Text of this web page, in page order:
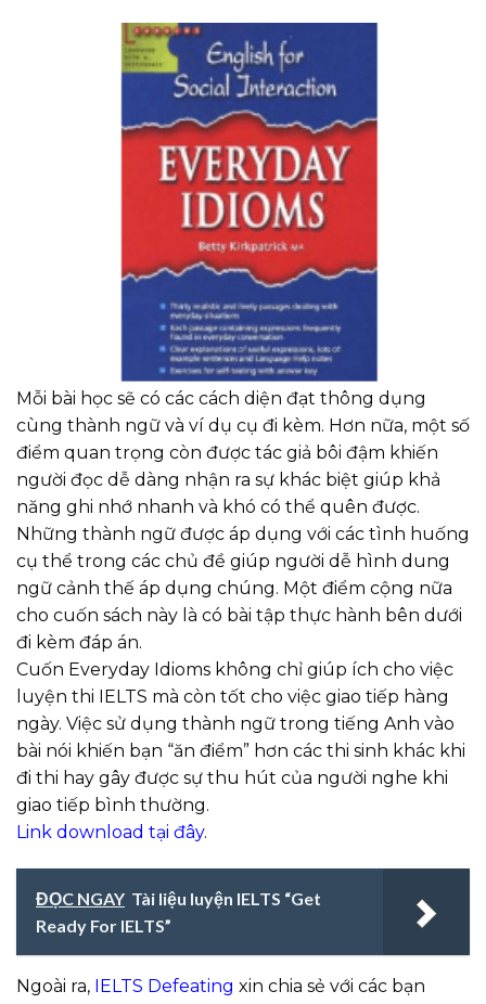
Mỗi bài học sẽ có các cách diện đạt thông dụng
cùng thành ngữ và ví dụ cụ đi kèm. Hơn nữa, một số
điểm quan trọng còn được tác giả bôi đậm khiến
người đọc dễ dàng nhận ra sự khác biệt giúp khả
năng ghi nhớ nhanh và khó có thể quên được.
Những thành ngữ được áp dụng với các tình huống
cụ thể trong các chủ đề giúp người dễ hình dung
ngữ cảnh thế áp dụng chúng. Một điểm cộng nữa
cho cuốn sách này là có bài tập thực hành bên dưới
đi kèm đáp án.
Cuốn Everyday Idioms không chỉ giúp ích cho việc
luyện thi IELTS mà còn tốt cho việc giao tiếp hàng
ngày. Việc sử dụng thành ngữ trong tiếng Anh vào
bài nói khiến bạn “ăn điểm” hơn các thi sinh khác khi
đi thi hay gây được sự thu hút của người nghe khi
giao tiếp bình thường.
Link download tại đây.
ĐỌC NGAY Tài liệu luyện IELTS “Get
Ready For IELTS”
Ngoài ra, IELTS Defeating xin chia sẻ với các bạn